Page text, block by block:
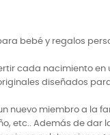
bebé y regalos
cada nacimiento
diseñados
nuevo miembro a la
etc.. Además de